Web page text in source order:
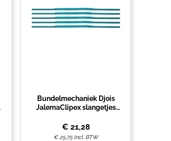
Bundelmechaniek Djois
JalemaClipex slangetjes
€ 21,28
€25,75 Incl. BTW